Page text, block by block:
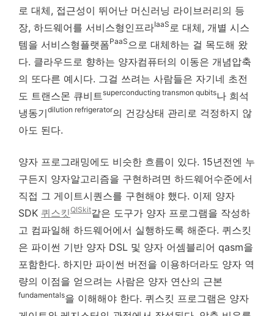
로 대체, 접근성이 뛰어난 머신러닝 라이브러리의 등
장, 하드웨어를 서비스형인프라IaaS 로 대체, 개별 시스
템을 서비스형플랫폼PaaS 으로 대체하는 걸 목도해 왔
다. 클라우드로 향하는 양자컴퓨터의 이동은 개념압축
의 또다른 예시다. 그걸 쓰려는 사람들은 자기네 초전
도 트랜스몬 큐비트superconducting transmon qubits나 희석
냉동기dilution refrigerator의 건강상태 관리로 걱정하지 않
아도 된다.
양자 프로그래밍에도 비슷한 흐름이 있다. 15년전엔 누
구든지 양자알고리즘을 구현하려면 하드웨어수준에서
직접 그 게이트시퀀스를 구현해야 했다. 이제 양자
SDK 퀴스킷QISkit같은 도구가 양자 프로그램을 작성하
고 컴파일해 하드웨어에서 실행하도록 해준다. 퀴스킷
은 파이썬 기반 양자 DSL 및 양자 어셈블리어 qasm을
포함한다. 하지만 파이썬 버전을 이용하더라도 양자 역
량의 이점을 얻으려는 사람은 양자 연산의 근본
fundamentals을 이해해야 한다. 퀴스킷 프로그램은 양자